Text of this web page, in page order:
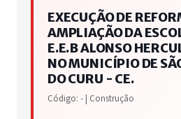
EXECUÇÃO DE
AMPLIAÇÃO DA
E.E.B ALONSO
NO MUNICÍPIO DE
DO CURU - CE.
Código: - | Construção